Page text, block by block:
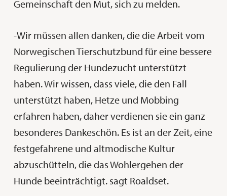
Gemeinschaft den Mut, sich zu melden.
-Wir müssen allen danken, die die Arbeit vom
Norwegischen Tierschutzbund für eine bessere
Regulierung der Hundezucht unterstützt
haben. Wir wissen, dass viele, die den Fall
unterstützt haben, Hetze und Mobbing
erfahren haben, daher verdienen sie ein ganz
besonderes Dankeschön. Es ist an der Zeit, eine
festgefahrene und altmodische Kultur
abzuschütteln, die das Wohlergehen der
Hunde beeinträchtigt. sagt Roaldset.